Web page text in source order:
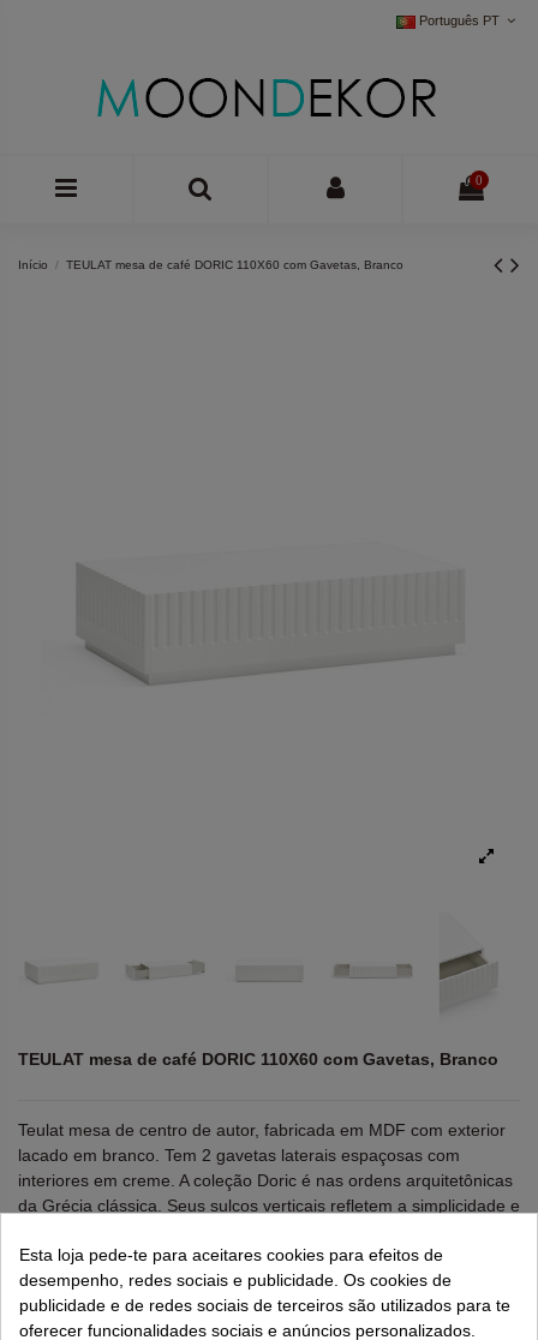
Português PT
0
Início TEULAT mesa de café DORIC 110X60 com Gavetas, Branco
TEULAT mesa de café DORIC 110X60 com Gavetas, Branco
Teulat mesa de centro de autor, fabricada em MDF com exterior
lacado em branco. Tem 2 gavetas laterais espaçosas com
interiores em creme. A coleção Doric é nas ordens arquitetônicas
da Grécia clássica. Seus sulcos verticais refletem a simplicidade e
proporcionalidade dos preceitos clássicos de arquitetura.
Projetado por Cambres Design.
Altura: 28 cm. Largura: 110 cm. Profundidade: 60 cm.
Esta loja pede-te para aceitares cookies para efeitos de
desempenho, redes sociais e publicidade. Os cookies de
publicidade e de redes sociais de terceiros são utilizados para te
oferecer funcionalidades sociais e anúncios personalizados.